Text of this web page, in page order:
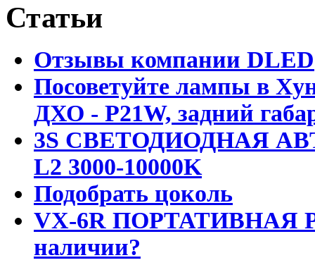
Статьи
Отзывы компании DLED
Посоветуйте лампы в
ДХО - P21W, задний
3S СВЕТОДИОДНАЯ
L2 3000-10000K
Подобрать цоколь
VX-6R ПОРТАТИВНАЯ
наличии?